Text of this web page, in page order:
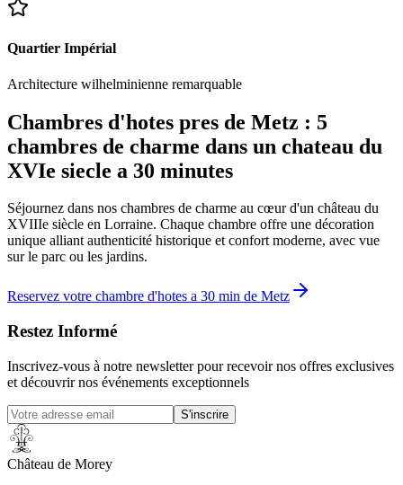
Quartier Impérial
Architecture wilhelminienne remarquable
Chambres d'hotes pres de Metz : 5
chambres de charme dans un chateau du
XVIe siecle a 30 minutes
Séjournez dans nos chambres de charme au cœur d'un château du
XVIIIe siècle en Lorraine. Chaque chambre offre une décoration
unique alliant authenticité historique et confort moderne, avec vue
sur le parc ou les jardins.
Reservez votre chambre d'hotes a 30 min de Metz
Restez Informé
Inscrivez-vous à notre newsletter pour recevoir nos offres exclusives
et découvrir nos événements exceptionnels
S'inscrire
Château de Morey